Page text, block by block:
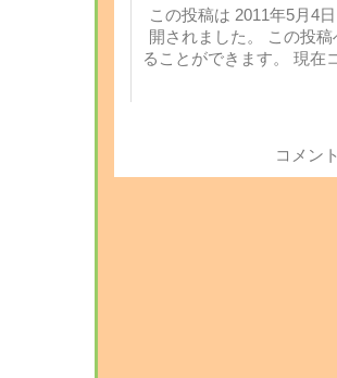
この投稿は 2011年5月4
開されました。 この投
ることができます。 現在
コメン